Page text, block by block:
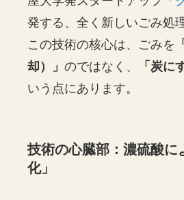
発する、全く新しいごみ処
この技術の核心は、ごみを
却）」のではなく、 「炭に
いう点にあります。
技術の心臓部：濃硫酸に
化」